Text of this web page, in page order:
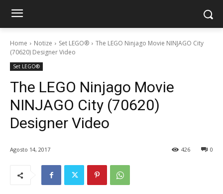
Home Notize Set LEGO®
The LEGO Ninjago Movie NINJAGO City
(70620) Designer Video
Set LEGO®
The LEGO Ninjago Movie
NINJAGO City (70620)
Designer Video
Agosto 14, 2017 0
426